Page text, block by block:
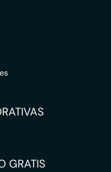
GRATIS